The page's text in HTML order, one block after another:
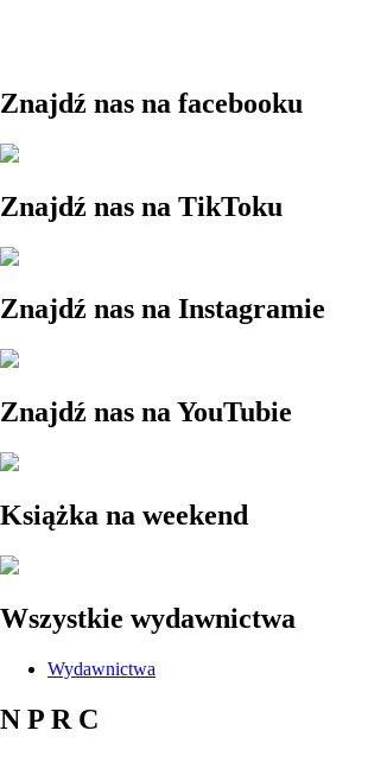
Znajdź nas na facebooku
Znajdź nas na TikToku
Znajdź nas na Instagramie
Znajdź nas na YouTubie
Książka na weekend
Wszystkie wydawnictwa
Wydawnictwa
N P R C